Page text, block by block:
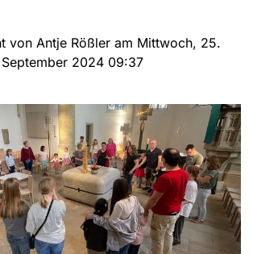
von Antje Rößler am Mittwoch, 25.
September 2024 09:37